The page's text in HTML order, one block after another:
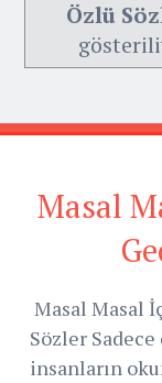
Özlü
Masal
Masal Masal
Sözler
insanların